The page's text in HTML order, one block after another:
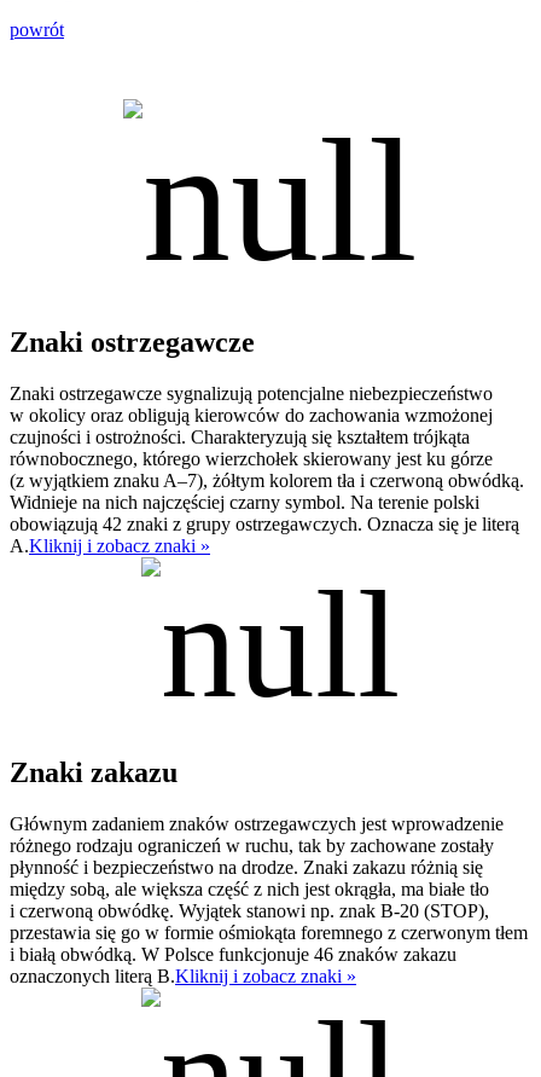
powrót
Znaki ostrzegawcze
Znaki ostrzegawcze sygnalizują potencjalne niebezpieczeństwo
w okolicy oraz obligują kierowców do zachowania wzmożonej
czujności i ostrożności. Charakteryzują się kształtem trójkąta
równobocznego, którego wierzchołek skierowany jest ku górze
(z wyjątkiem znaku A–7), żółtym kolorem tła i czerwoną obwódką.
Widnieje na nich najczęściej czarny symbol. Na terenie polski
obowiązują 42 znaki z grupy ostrzegawczych. Oznacza się je literą
A.Kliknij i zobacz znaki »
Znaki zakazu
Głównym zadaniem znaków ostrzegawczych jest wprowadzenie
różnego rodzaju ograniczeń w ruchu, tak by zachowane zostały
płynność i bezpieczeństwo na drodze. Znaki zakazu różnią się
między sobą, ale większa część z nich jest okrągła, ma białe tło
i czerwoną obwódkę. Wyjątek stanowi np. znak B-20 (STOP),
przestawia się go w formie ośmiokąta foremnego z czerwonym tłem
i białą obwódką. W Polsce funkcjonuje 46 znaków zakazu
oznaczonych literą B.Kliknij i zobacz znaki »